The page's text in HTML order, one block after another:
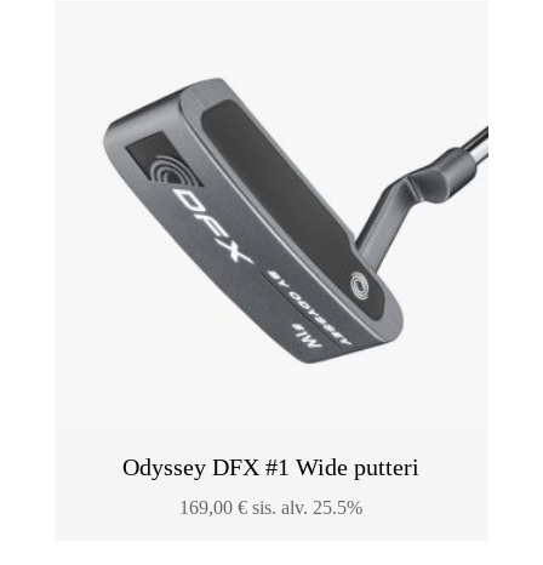
Odyssey DFX #1 Wide putteri
169,00€ sis. alv. 25.5%